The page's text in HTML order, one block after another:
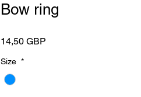
Bow ring
14,50 GBP
Size *